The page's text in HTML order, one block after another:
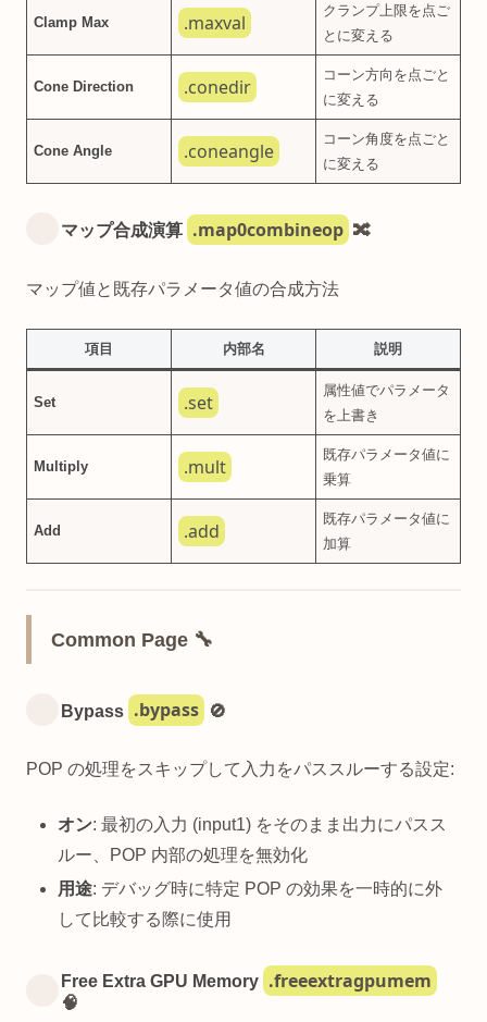
Clamp Max .maxval
クランプ上限を点ご
とに変える
Cone Direction .conedir
コーン方向を点ごと
に変える
Cone Angle .coneangle
コーン角度を点ごと
に変える
マップ合成演算 .map0combineop 🔀
マップ値と既存パラメータ値の合成方法
項目 内部名 説明
Set .set
属性値でパラメータ
を上書き
Multiply .mult
既存パラメータ値に
乗算
Add .add
既存パラメータ値に
加算
Common Page 🔧
Bypass .bypass 🚫
POP の処理をスキップして入力をパススルーする設定:
オン: 最初の入力 (input1) をそのまま出力にパスス
ルー、POP 内部の処理を無効化
用途: デバッグ時に特定 POP の効果を一時的に外
して比較する際に使用
Free Extra GPU Memory .freeextragpumem
🧠